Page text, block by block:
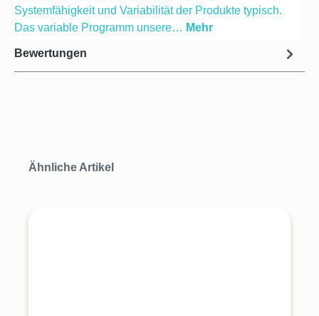
Systemfähigkeit und Variabilität der Produkte typisch.
Das variable Programm unsere… Mehr
Bewertungen
Produktgalerie überspringen
Ähnliche Artikel